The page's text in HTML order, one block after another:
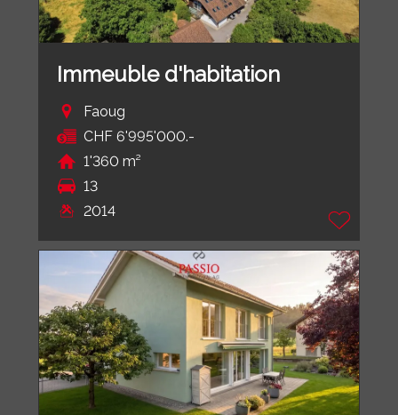
Immeuble d'habitation
Faoug
CHF 6'995'000.-
1'360 m²
13
2014